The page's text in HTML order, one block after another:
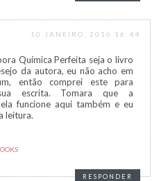
10 JANEIRO, 2016 16:44
Química Perfeita seja o livro
da autora, eu não acho em
então comprei este para
escrita. Tomara que a
funcione aqui também e eu
leitura.
RESPONDER